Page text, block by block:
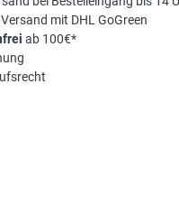
mit DHL GoGreen
ab 100€*